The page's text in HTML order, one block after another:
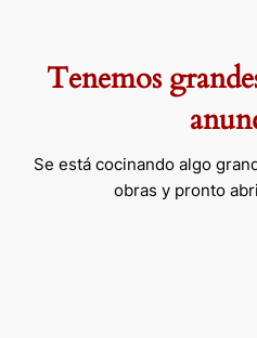
Tenemos
Se está cocinando algo
obras y pronto